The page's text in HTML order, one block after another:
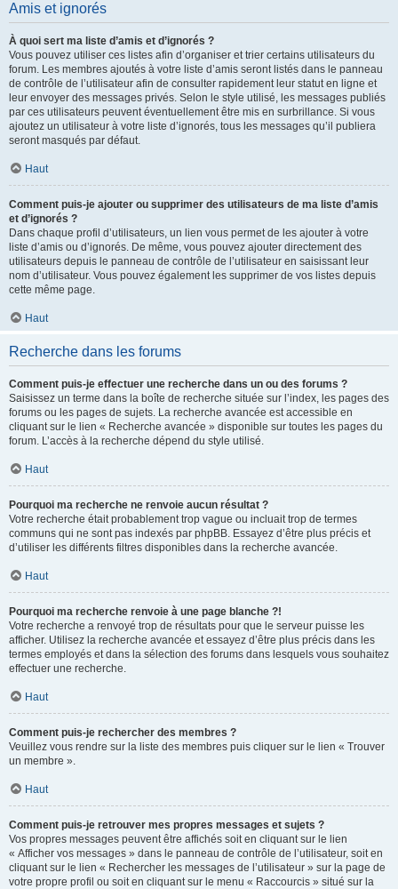
Amis et ignorés
À quoi sert ma liste d’amis et d’ignorés ?
Vous pouvez utiliser ces listes afin d’organiser et trier certains utilisateurs du
forum. Les membres ajoutés à votre liste d’amis seront listés dans le panneau
de contrôle de l’utilisateur afin de consulter rapidement leur statut en ligne et
leur envoyer des messages privés. Selon le style utilisé, les messages publiés
par ces utilisateurs peuvent éventuellement être mis en surbrillance. Si vous
ajoutez un utilisateur à votre liste d’ignorés, tous les messages qu’il publiera
seront masqués par défaut.
Haut
Comment puis-je ajouter ou supprimer des utilisateurs de ma liste d’amis
et d’ignorés ?
Dans chaque profil d’utilisateurs, un lien vous permet de les ajouter à votre
liste d’amis ou d’ignorés. De même, vous pouvez ajouter directement des
utilisateurs depuis le panneau de contrôle de l’utilisateur en saisissant leur
nom d’utilisateur. Vous pouvez également les supprimer de vos listes depuis
cette même page.
Haut
Recherche dans les forums
Comment puis-je effectuer une recherche dans un ou des forums ?
Saisissez un terme dans la boîte de recherche située sur l’index, les pages des
forums ou les pages de sujets. La recherche avancée est accessible en
cliquant sur le lien « Recherche avancée » disponible sur toutes les pages du
forum. L’accès à la recherche dépend du style utilisé.
Haut
Pourquoi ma recherche ne renvoie aucun résultat ?
Votre recherche était probablement trop vague ou incluait trop de termes
communs qui ne sont pas indexés par phpBB. Essayez d’être plus précis et
d’utiliser les différents filtres disponibles dans la recherche avancée.
Haut
Pourquoi ma recherche renvoie à une page blanche ?!
Votre recherche a renvoyé trop de résultats pour que le serveur puisse les
afficher. Utilisez la recherche avancée et essayez d’être plus précis dans les
termes employés et dans la sélection des forums dans lesquels vous souhaitez
effectuer une recherche.
Haut
Comment puis-je rechercher des membres ?
Veuillez vous rendre sur la liste des membres puis cliquer sur le lien « Trouver
un membre ».
Haut
Comment puis-je retrouver mes propres messages et sujets ?
Vos propres messages peuvent être affichés soit en cliquant sur le lien
« Afficher vos messages » dans le panneau de contrôle de l’utilisateur, soit en
cliquant sur le lien « Rechercher les messages de l’utilisateur » sur la page de
votre propre profil ou soit en cliquant sur le menu « Raccourcis » situé sur la